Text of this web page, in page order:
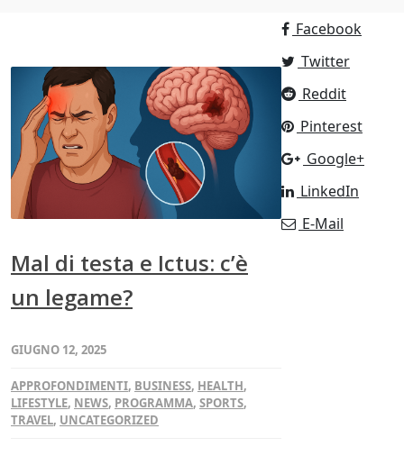
Mal di testa e Ictus: c’è
un legame?
GIUGNO 12, 2025
APPROFONDIMENTI, BUSINESS, HEALTH,
LIFESTYLE, NEWS, PROGRAMMA, SPORTS,
TRAVEL, UNCATEGORIZED
Facebook
Twitter
Reddit
Pinterest
Google+
LinkedIn
E-Mail